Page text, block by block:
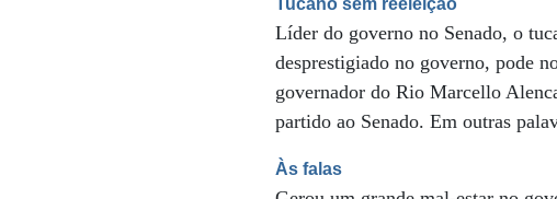
Tucano sem reeleição
Líder do governo no Senado, o
desprestigiado no governo, pode
governador do Rio Marcello
partido ao Senado. Em outras
Às falas